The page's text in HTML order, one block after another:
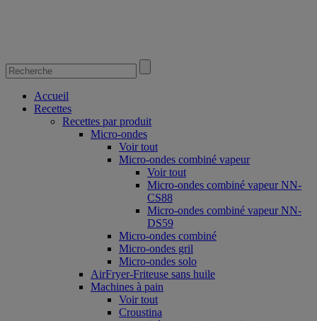
Accueil
Recettes
Recettes par produit
Micro-ondes
Voir tout
Micro-ondes combiné vapeur
Voir tout
Micro-ondes combiné vapeur NN-
CS88
Micro-ondes combiné vapeur NN-
DS59
Micro-ondes combiné
Micro-ondes gril
Micro-ondes solo
AirFryer-Friteuse sans huile
Machines à pain
Voir tout
Croustina